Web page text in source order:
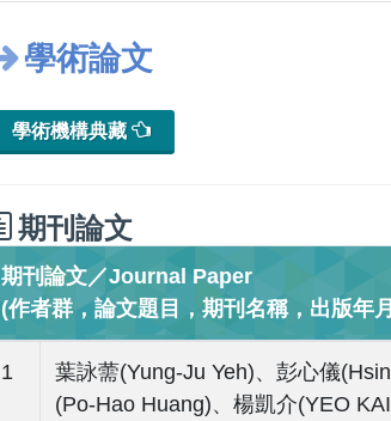
學術論文
學術機構典藏
期刊論文
期刊論文／Journal Paper
(作者群，論文題目，期刊名稱，出版年
1
葉詠薷(Yung-Ju Yeh)、彭心儀
(Po-Hao Huang)、楊凱介(YEO